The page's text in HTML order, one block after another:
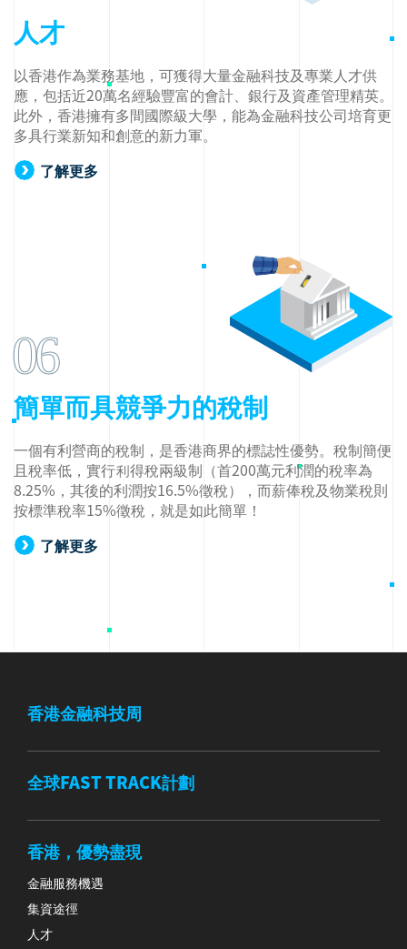
人才
以香港作為業務基地，可獲得大量金融科技及專業人才供
應，包括近20萬名經驗豐富的會計、銀行及資產管理精英。
此外，香港擁有多間國際級大學，能為金融科技公司培育更
多具行業新知和創意的新力軍。
了解更多
06
簡單而具競爭力的稅制
一個有利營商的稅制，是香港商界的標誌性優勢。稅制簡便
且稅率低，實行利得稅兩級制（首200萬元利潤的稅率為
8.25%，其後的利潤按16.5%徵稅），而薪俸稅及物業稅則
按標準稅率15%徵稅，就是如此簡單！
了解更多
香港金融科技周
全球FAST TRACK計劃
香港，優勢盡現
金融服務機遇
集資途徑
人才